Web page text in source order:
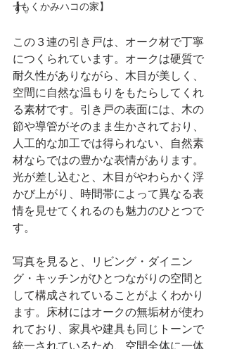
【もくかみハコの家】
す。
この３連の引き戸は、オーク材で丁寧
につくられています。オークは硬質で
耐久性がありながら、木目が美しく、
空間に自然な温もりをもたらしてくれ
る素材です。引き戸の表面には、木の
節や導管がそのまま生かされており、
人工的な加工では得られない、自然素
材ならではの豊かな表情があります。
光が差し込むと、木目がやわらかく浮
かび上がり、時間帯によって異なる表
情を見せてくれるのも魅力のひとつで
す。
写真を見ると、リビング・ダイニン
グ・キッチンがひとつながりの空間と
して構成されていることがよくわかり
ます。床材にはオークの無垢材が使わ
れており、家具や建具も同じトーンで